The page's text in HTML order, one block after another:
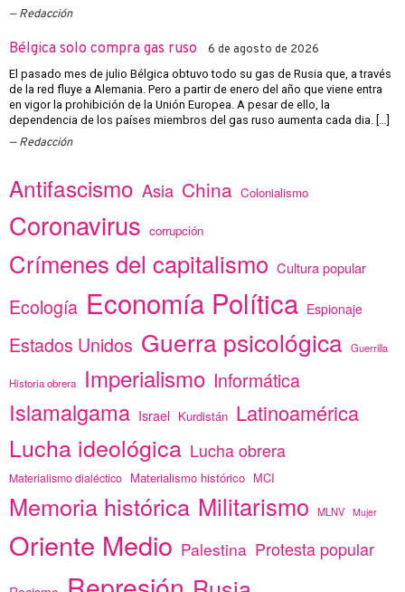
Redacción
Bélgica solo compra gas ruso 6 de agosto de 2026
El pasado mes de julio Bélgica obtuvo todo su gas de Rusia que, a través
de la red fluye a Alemania. Pero a partir de enero del año que viene entra
en vigor la prohibición de la Unión Europea. A pesar de ello, la
dependencia de los países miembros del gas ruso aumenta cada dia. […]
Redacción
Antifascismo Asia China Colonialismo
Coronavirus corrupción
Crímenes del capitalismo Cultura popular
Ecología Economía Política Espionaje
Estados Unidos Guerra psicológica Guerrilla
Historia obrera Imperialismo Informática
Islamalgama Israel Kurdistán Latinoamérica
Lucha ideológica Lucha obrera
Materialismo dialéctico Materialismo histórico MCI
Memoria histórica Militarismo MLNV Mujer
Oriente Medio Palestina Protesta popular